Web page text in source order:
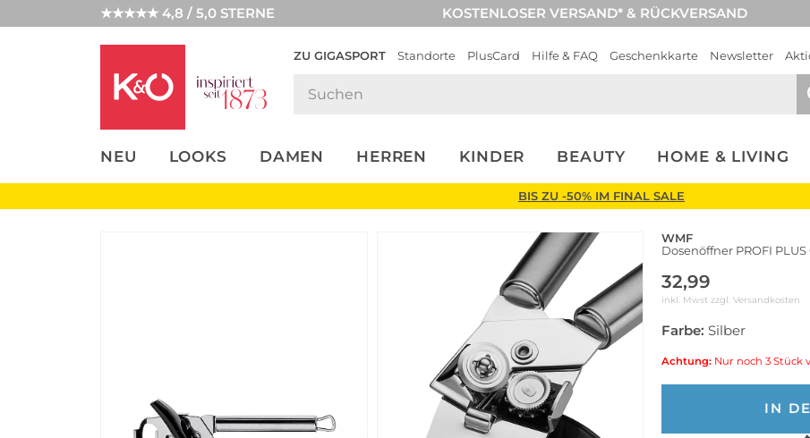
★★★★★ 4,8 / 5,0 STERNE KOSTENLOSER VERSAND* & RÜCKVERSAND
ZU GIGASPORT Standorte PlusCard Hilfe & FAQ Geschenkkarte Newsletter
NEU LOOKS DAMEN HERREN KINDER BEAUTY HOME & LIVING
UNSERE APP
CLICK &
BIS ZU -50% IM FINAL SALE
WMF
Dosenöffner PROFI
32,99
inkl. Mwst zzgl. Versandkosten
Farbe: Silber
Achtung: Nur noch 3 Stück
IN